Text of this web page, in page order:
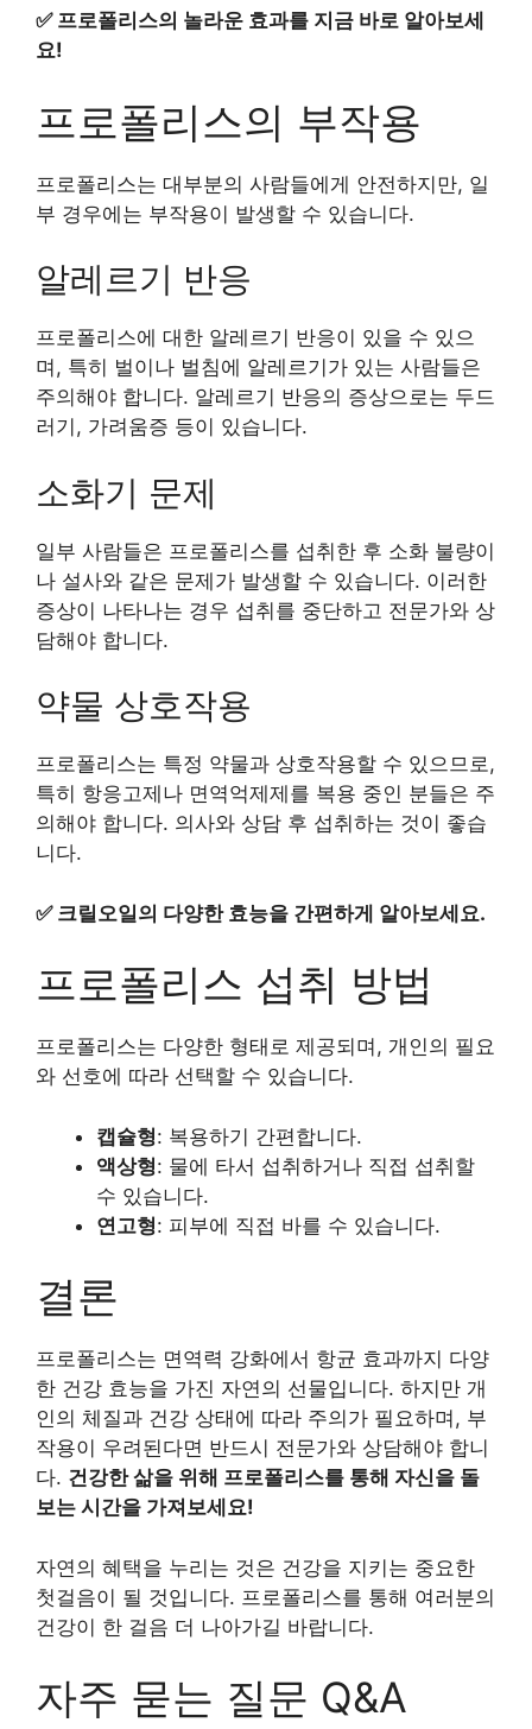
✅ 프로폴리스의 놀라운 효과를 지금 바로 알아보세
요!
프로폴리스의 부작용
프로폴리스는 대부분의 사람들에게 안전하지만, 일
부 경우에는 부작용이 발생할 수 있습니다.
알레르기 반응
프로폴리스에 대한 알레르기 반응이 있을 수 있으
며, 특히 벌이나 벌침에 알레르기가 있는 사람들은
주의해야 합니다. 알레르기 반응의 증상으로는 두드
러기, 가려움증 등이 있습니다.
소화기 문제
일부 사람들은 프로폴리스를 섭취한 후 소화 불량이
나 설사와 같은 문제가 발생할 수 있습니다. 이러한
증상이 나타나는 경우 섭취를 중단하고 전문가와 상
담해야 합니다.
약물 상호작용
프로폴리스는 특정 약물과 상호작용할 수 있으므로,
특히 항응고제나 면역억제제를 복용 중인 분들은 주
의해야 합니다. 의사와 상담 후 섭취하는 것이 좋습
니다.
✅ 크릴오일의 다양한 효능을 간편하게 알아보세요.
프로폴리스 섭취 방법
프로폴리스는 다양한 형태로 제공되며, 개인의 필요
와 선호에 따라 선택할 수 있습니다.
캡슐형: 복용하기 간편합니다.
액상형: 물에 타서 섭취하거나 직접 섭취할
수 있습니다.
연고형: 피부에 직접 바를 수 있습니다.
결론
프로폴리스는 면역력 강화에서 항균 효과까지 다양
한 건강 효능을 가진 자연의 선물입니다. 하지만 개
인의 체질과 건강 상태에 따라 주의가 필요하며, 부
작용이 우려된다면 반드시 전문가와 상담해야 합니
다. 건강한 삶을 위해 프로폴리스를 통해 자신을 돌
보는 시간을 가져보세요!
자연의 혜택을 누리는 것은 건강을 지키는 중요한
첫걸음이 될 것입니다. 프로폴리스를 통해 여러분의
건강이 한 걸음 더 나아가길 바랍니다.
자주 묻는 질문 Q&A